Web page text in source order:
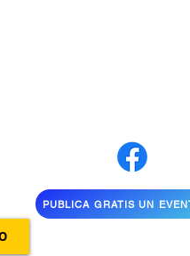
PUBLICA GRATIS UN